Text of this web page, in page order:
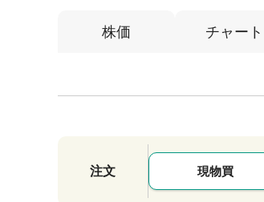
株価 チャート
注文 現物買